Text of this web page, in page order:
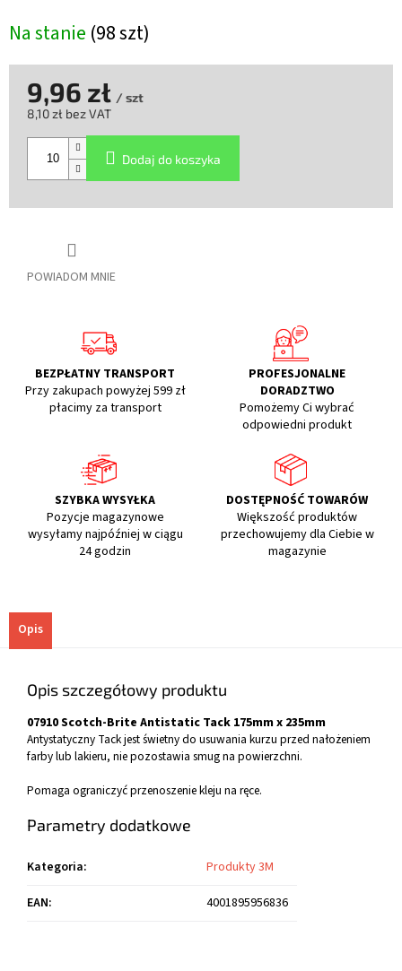
Na stanie (98 szt)
POWIADOM MNIE
9,96 zł / szt
8,10 zł bez VAT
jednostkowa:
Dodaj do koszyka
BEZPŁATNY TRANSPORT
Przy zakupach powyżej 599 zł
płacimy za transport
PROFESJONALNE
DORADZTWO
Pomożemy Ci wybrać
odpowiedni produkt
SZYBKA WYSYŁKA
Pozycje magazynowe
wysyłamy najpóźniej w ciągu
24 godzin
DOSTĘPNOŚĆ TOWARÓW
Większość produktów
przechowujemy dla Ciebie w
magazynie
Opis
Opis szczegółowy produktu
07910 Scotch-Brite Antistatic Tack 175mm x 235mm
Antystatyczny Tack jest świetny do usuwania kurzu przed nałożeniem
farby lub lakieru, nie pozostawia smug na powierzchni.
Pomaga ograniczyć przenoszenie kleju na ręce.
Parametry dodatkowe
Kategoria:
Produkty 3M
EAN: 4001895956836